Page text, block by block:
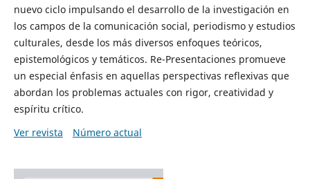
nuevo ciclo impulsando el desarrollo de la investigación en
los campos de la comunicación social, periodismo y estudios
culturales, desde los más diversos enfoques teóricos,
epistemológicos y temáticos. Re-Presentaciones promueve
un especial énfasis en aquellas perspectivas reflexivas que
abordan los problemas actuales con rigor, creatividad y
espíritu crítico.
Ver revista
Número actual